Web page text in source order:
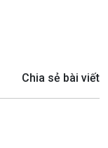
Chia sẻ bài viết